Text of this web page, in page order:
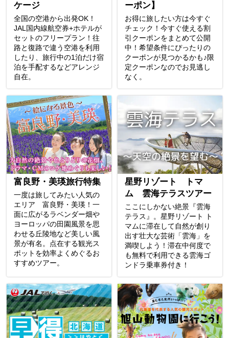
ケージ
全国の空港から出発OK！
JAL国内線航空券+ホテルが
セットのフリープラン！往
路と復路で違う空港を利用
したり、旅行中の1泊だけ宿
泊を手配するなどアレンジ
自在。
ーポン】
お得に旅したい方は今すぐ
チェック！今すぐ使える割
引クーポンをまとめて公開
中！希望条件にぴったりの
クーポンが見つかるかも♪限
定クーポンなのでお見逃し
なく。
富良野・美瑛旅行特集
一度は旅してみたい人気の
エリア 富良野・美瑛！一
面に広がるラベンダー畑や
ヨーロッパの田園風景を思
わせる丘陵地など美しい風
景が有名。点在する観光ス
ポットを効率よくめぐるお
すすめツアー。
星野リゾート トマ
ム 雲海テラスツアー
ここにしかない絶景『雲海
テラス』。星野リゾート ト
マムに滞在して自然が創り
出す壮大な芸術「雲海」を
満喫しよう！滞在中何度で
も無料で利用できる雲海ゴ
ンドラ乗車券付き！